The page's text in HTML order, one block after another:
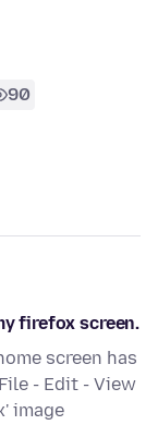
90
firefox screen.
screen has
- Edit - View
image